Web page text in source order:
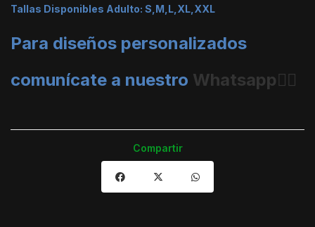
Tallas Disponibles Adulto: S,M,L,XL,XXL
Para diseños personalizados
comunícate a nuestro Whatsapp👈🏼
Compartir